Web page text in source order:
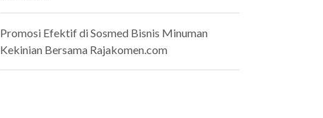
Promosi Efektif di Sosmed Bisnis Minuman
Kekinian Bersama Rajakomen.com